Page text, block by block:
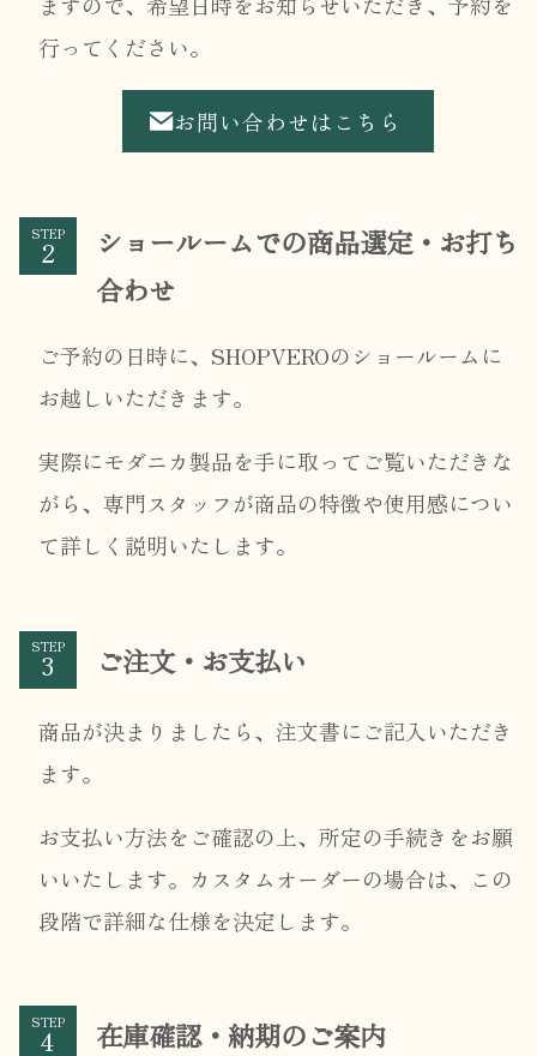
行ってください。
お問い合わせはこちら
STEP
ショールームでの商品選定・お打ち
合わせ
ご予約の日時に、SHOPVEROのショールームに
お越しいただきます。
実際にモダニカ製品を手に取ってご覧いただきな
がら、専門スタッフが商品の特徴や使用感につい
て詳しく説明いたします。
STEP ご注文・お支払い
商品が決まりましたら、注文書にご記入いただき
ます。
お支払い方法をご確認の上、所定の手続きをお願
いいたします。カスタムオーダーの場合は、この
段階で詳細な仕様を決定します。
STEP 在庫確認・納期のご案内